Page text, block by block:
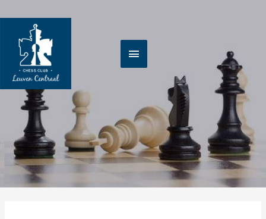
naar
inhoud